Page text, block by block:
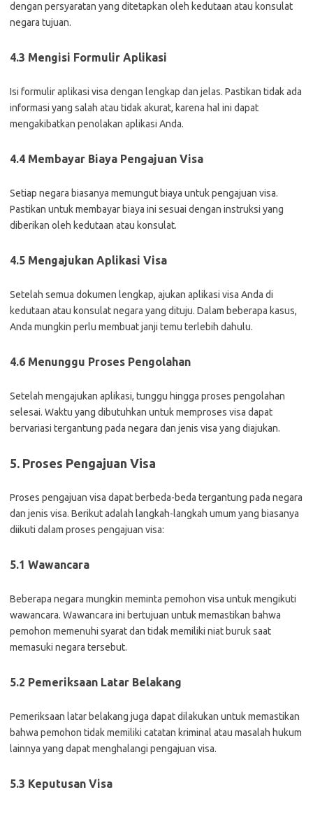
dengan persyaratan yang ditetapkan oleh kedutaan atau konsulat
negara tujuan.
4.3 Mengisi Formulir Aplikasi
Isi formulir aplikasi visa dengan lengkap dan jelas. Pastikan tidak ada
informasi yang salah atau tidak akurat, karena hal ini dapat
mengakibatkan penolakan aplikasi Anda.
4.4 Membayar Biaya Pengajuan Visa
Setiap negara biasanya memungut biaya untuk pengajuan visa.
Pastikan untuk membayar biaya ini sesuai dengan instruksi yang
diberikan oleh kedutaan atau konsulat.
4.5 Mengajukan Aplikasi Visa
Setelah semua dokumen lengkap, ajukan aplikasi visa Anda di
kedutaan atau konsulat negara yang dituju. Dalam beberapa kasus,
Anda mungkin perlu membuat janji temu terlebih dahulu.
4.6 Menunggu Proses Pengolahan
Setelah mengajukan aplikasi, tunggu hingga proses pengolahan
selesai. Waktu yang dibutuhkan untuk memproses visa dapat
bervariasi tergantung pada negara dan jenis visa yang diajukan.
5. Proses Pengajuan Visa
Proses pengajuan visa dapat berbeda-beda tergantung pada negara
dan jenis visa. Berikut adalah langkah-langkah umum yang biasanya
diikuti dalam proses pengajuan visa:
5.1 Wawancara
Beberapa negara mungkin meminta pemohon visa untuk mengikuti
wawancara. Wawancara ini bertujuan untuk memastikan bahwa
pemohon memenuhi syarat dan tidak memiliki niat buruk saat
memasuki negara tersebut.
5.2 Pemeriksaan Latar Belakang
Pemeriksaan latar belakang juga dapat dilakukan untuk memastikan
bahwa pemohon tidak memiliki catatan kriminal atau masalah hukum
lainnya yang dapat menghalangi pengajuan visa.
5.3 Keputusan Visa